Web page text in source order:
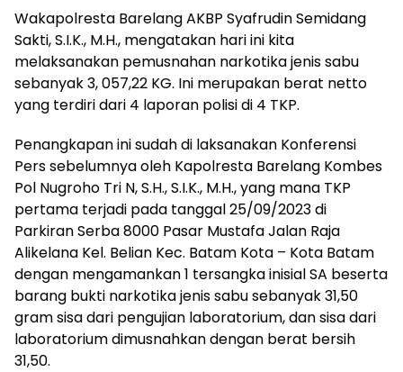
Wakapolresta Barelang AKBP Syafrudin Semidang
Sakti, S.I.K., M.H., mengatakan hari ini kita
melaksanakan pemusnahan narkotika jenis sabu
sebanyak 3, 057,22 KG. Ini merupakan berat netto
yang terdiri dari 4 laporan polisi di 4 TKP.
Penangkapan ini sudah di laksanakan Konferensi
Pers sebelumnya oleh Kapolresta Barelang Kombes
Pol Nugroho Tri N, S.H., S.I.K., M.H., yang mana TKP
pertama terjadi pada tanggal 25/09/2023 di
Parkiran Serba 8000 Pasar Mustafa Jalan Raja
Alikelana Kel. Belian Kec. Batam Kota – Kota Batam
dengan mengamankan 1 tersangka inisial SA beserta
barang bukti narkotika jenis sabu sebanyak 31,50
gram sisa dari pengujian laboratorium, dan sisa dari
laboratorium dimusnahkan dengan berat bersih
31,50.